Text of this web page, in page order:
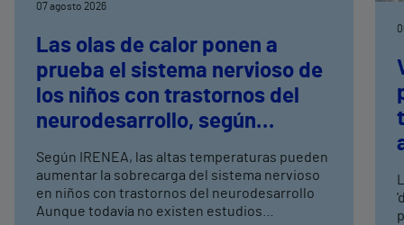
07 agosto 2026
Las olas de calor ponen a
prueba el sistema nervioso de
los niños con trastornos del
neurodesarrollo, según
expertos en
neurorrehabilitación
pediátrica de Vithas
Según IRENEA, las altas temperaturas pueden
aumentar la sobrecarga del sistema nervioso
en niños con trastornos del neurodesarrollo
Aunque todavía no existen estudios